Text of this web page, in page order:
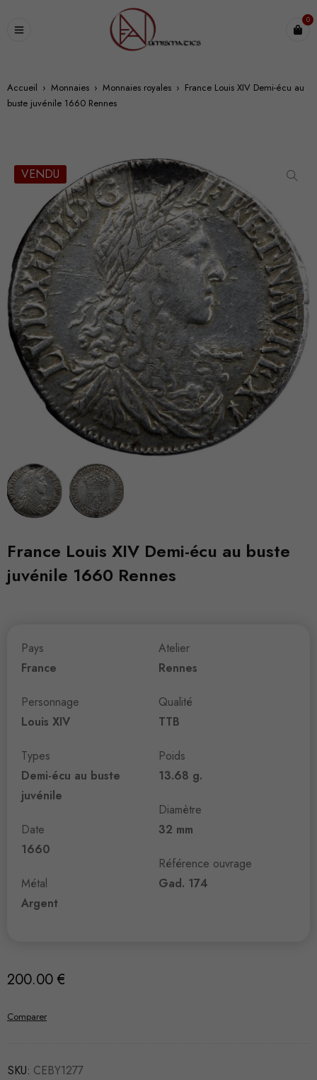
0
Accueil › Monnaies › Monnaies royales › France Louis XIV Demi-écu au
buste juvénile 1660 Rennes
VENDU
France Louis XIV Demi-écu au buste
juvénile 1660 Rennes
Pays
France
Personnage
Louis XIV
Types
Demi-écu au buste
juvénile
Date
1660
Métal
Argent
Atelier
Rennes
Qualité
TTB
Poids
13.68 g.
Diamètre
32 mm
Référence ouvrage
Gad. 174
200.00 €
Comparer
SKU: CEBY1277